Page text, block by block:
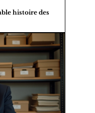
histoire des